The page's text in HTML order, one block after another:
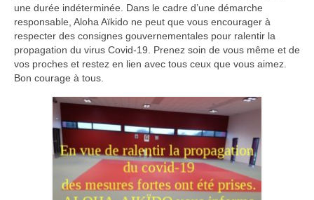
L’aïkido
Les Grades
Jo Suburi
Kata 31
Lexique
Stages
Agenda – Inscription
une durée indéterminée. Dans le cadre d’une démarche
responsable, Aloha Aïkido ne peut que vous encourager à
respecter des consignes gouvernementales pour ralentir la
propagation du virus Covid-19. Prenez soin de vous même et de
vos proches et restez en lien avec tous ceux que vous aimez.
Bon courage à tous.